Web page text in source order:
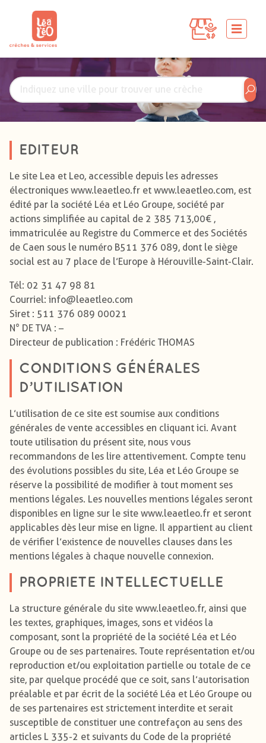
EDITEUR
Le site Lea et Leo, accessible depuis les adresses
électroniques www.leaetleo.fr et www.leaetleo.com, est
édité par la société Léa et Léo Groupe, société par
actions simplifiée au capital de 2 385 713,00€ ,
immatriculée au Registre du Commerce et des Sociétés
de Caen sous le numéro B511 376 089, dont le siège
social est au 7 place de l’Europe à Hérouville-Saint-Clair.
Tél: 02 31 47 98 81
Courriel: info@leaetleo.com
Siret : 511 376 089 00021
N° DE TVA : –
Directeur de publication : Frédéric THOMAS
CONDITIONS GÉNÉRALES
D’UTILISATION
L’utilisation de ce site est soumise aux conditions
générales de vente accessibles en cliquant ici. Avant
toute utilisation du présent site, nous vous
recommandons de les lire attentivement. Compte tenu
des évolutions possibles du site, Léa et Léo Groupe se
réserve la possibilité de modifier à tout moment ses
mentions légales. Les nouvelles mentions légales seront
disponibles en ligne sur le site www.leaetleo.fr et seront
applicables dès leur mise en ligne. Il appartient au client
de vérifier l’existence de nouvelles clauses dans les
mentions légales à chaque nouvelle connexion.
PROPRIETE INTELLECTUELLE
La structure générale du site www.leaetleo.fr, ainsi que
les textes, graphiques, images, sons et vidéos la
composant, sont la propriété de la société Léa et Léo
Groupe ou de ses partenaires. Toute représentation et/ou
reproduction et/ou exploitation partielle ou totale de ce
site, par quelque procédé que ce soit, sans l’autorisation
préalable et par écrit de la société Léa et Léo Groupe ou
de ses partenaires est strictement interdite et serait
susceptible de constituer une contrefaçon au sens des
articles L 335-2 et suivants du Code de la propriété